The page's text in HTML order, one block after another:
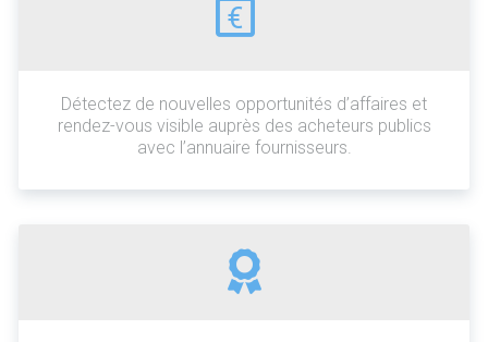
€
Détectez de nouvelles opportunités d’affaires et
rendez-vous visible auprès des acheteurs publics
avec l’annuaire fournisseurs.